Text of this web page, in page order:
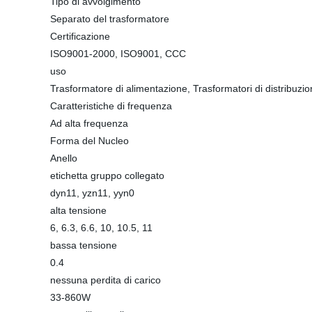
Separato del trasformatore
Certificazione
ISO9001-2000, ISO9001, CCC
uso
Trasformatore di alimentazione, Trasformatori di
Caratteristiche di frequenza
Ad alta frequenza
Forma del Nucleo
Anello
etichetta gruppo collegato
dyn11, yzn11, yyn0
alta tensione
6, 6.3, 6.6, 10, 10.5, 11
bassa tensione
0.4
nessuna perdita di carico
33-860W